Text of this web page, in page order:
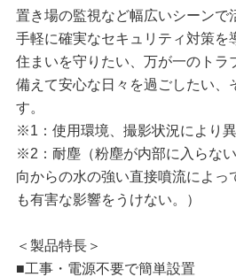
置き場の監視など幅広いシーンで
手軽に確実なセキュリティ対策を
住まいを守りたい、万が一のトラ
備えて安心な日々を過ごしたい、
す。
※1：使用環境、撮影状況により異
※2：耐塵（粉塵が内部に入らな
向からの水の強い直接噴流によっ
も有害な影響をうけない。）
＜製品特長＞
■工事・電源不要で簡単設置